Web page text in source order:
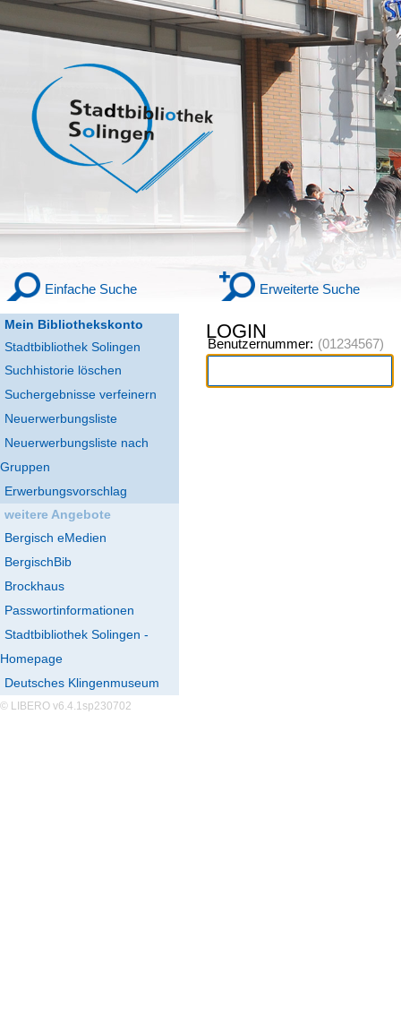
Mein Bibliothekskonto
Stadtbibliothek Solingen
Einfache Suche Erweiterte Suche
Suchhistorie löschen
Suchergebnisse verfeinern
Neuerwerbungsliste
Neuerwerbungsliste nach
Gruppen
Erwerbungsvorschlag
weitere Angebote
Bergisch eMedien
BergischBib
Brockhaus
Passwortinformationen
Stadtbibliothek Solingen -
Homepage
Deutsches Klingenmuseum
© LIBERO v6.4.1sp230702
LOGIN
Benutzernummer: